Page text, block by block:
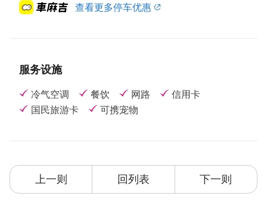
查看更多停车优惠
服务设施
冷气空调 餐饮 网路
信用卡
国民旅游卡
可携宠物
上一则 回列表 下一则